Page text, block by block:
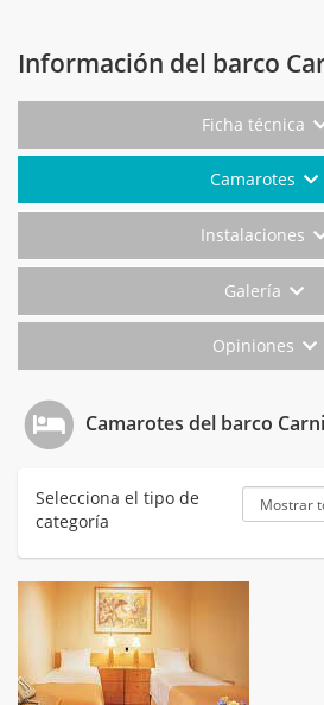
Información del barco
Ficha técnica
Camarotes
Instalaciones
Galería
Opiniones
Camarotes del barco
Selecciona el tipo de
categoría